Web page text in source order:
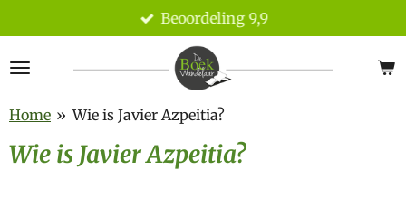
direct
naar
hoofdinhoud
Beoordeling 9,9
Home » Wie is Javier Azpeitia?
Wie is Javier Azpeitia?